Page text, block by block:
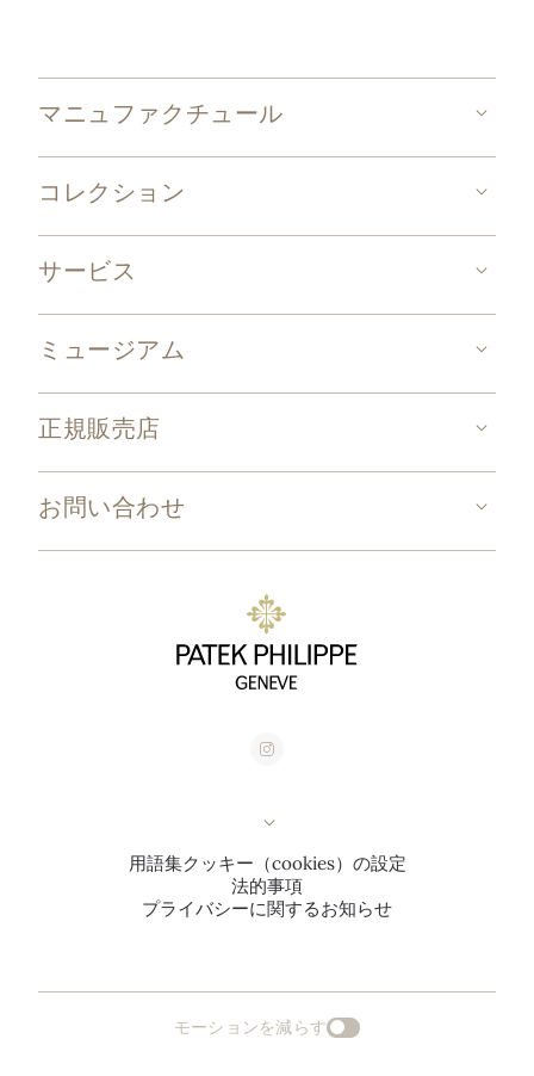
マニュファクチュール
コレクション
サービス
ミュージアム
正規販売店
お問い合わせ
用語集クッキー（cookies）の設定
法的事項
プライバシーに関するお知らせ
モーションを減らす